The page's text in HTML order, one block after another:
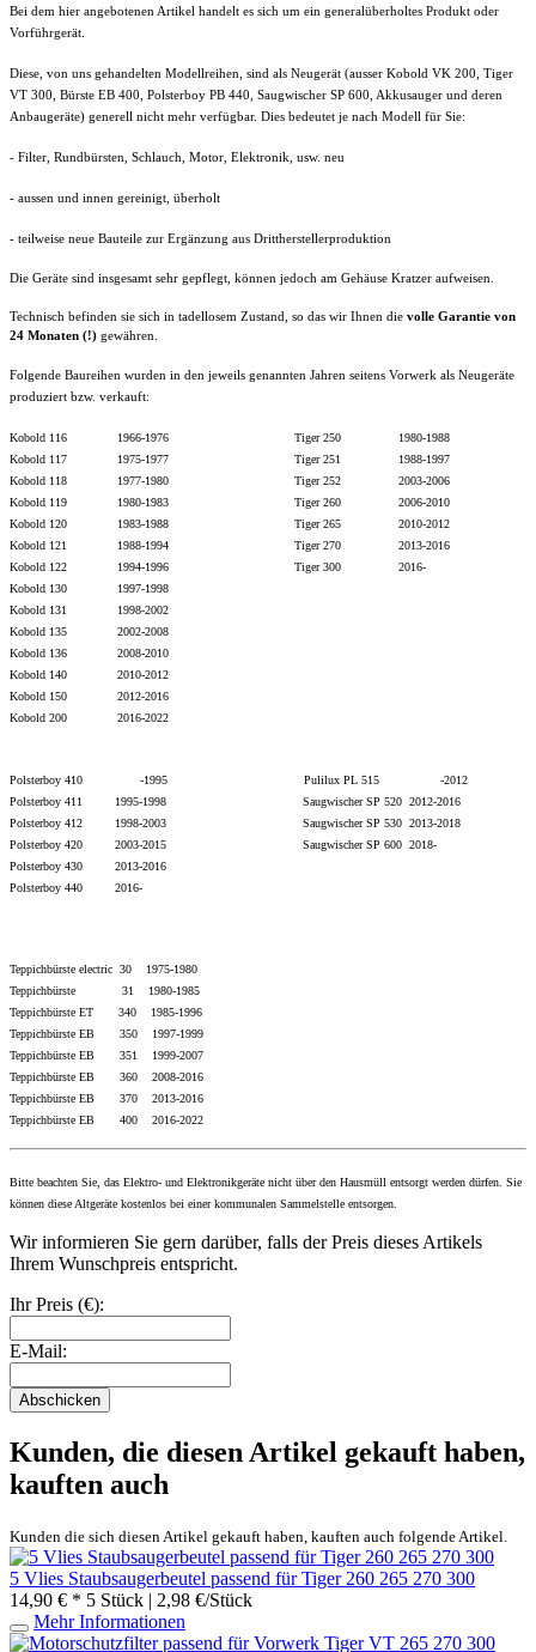
Bei dem hier angebotenen Artikel handelt es sich um ein generalüberholtes Produkt oder
Vorführgerät.
Diese, von uns gehandelten Modellreihen, sind als Neugerät (ausser Kobold VK 200, Tiger
VT 300, Bürste EB 400, Polsterboy PB 440, Saugwischer SP 600, Akkusauger und deren
Anbaugeräte) generell nicht mehr verfügbar. Dies bedeutet je nach Modell für Sie:
- Filter, Rundbürsten , Schlauch, Motor, Elektronik, usw. neu
- aussen und innen gereinigt, überholt
- teilweise neue Bauteile zur Ergänzung aus Drittherstellerproduktion
Die Geräte sind insgesamt sehr gepflegt, können jedoch am Gehäuse Kratzer aufweisen.
Technisch befinden sie sich in tadellosem Zustand, so das wir Ihnen die volle Garantie von
24 Monaten (!) gewähren.
Folgende Baureihen wurden in den jeweils genannten Jahren seitens Vorwerk als Neugeräte
produziert bzw. verkauft:
Kobold 116 1966-1976 Tiger 250 1980-1988
Kobold 117 1975-1977 Tiger 251 1988-1997
Kobold 118 1977-1980 Tiger 252 2003-2006
Kobold 119 1980-1983 Tiger 260 2006-2010
Kobold 120 1983-1988 Tiger 265 2010-2012
Kobold 121 1988-1994 Tiger 270 2013-2016
Kobold 122 1994-1996 Tiger 300 2016-
Kobold 130 1997-1998
Kobold 131 1998-2002
Kobold 135 2002-2008
Kobold 136 2008-2010
Kobold 140 2010-2012
Kobold 150 2012-2016
Kobold 200 2016-2022
Polsterboy 410 -1995 Pulilux PL 515 -2012
Polsterboy 411 1995-1998 Saugwischer SP 520 2012-2016
Polsterboy 412 1998-2003 Saugwischer SP 530 2013-2018
Polsterboy 420 2003-2015 Saugwischer SP 600 2018-
Polsterboy 430 2013-2016
Polsterboy 440 2016-
Teppichbürste electric 30 1975-1980
Teppichbürste 31 1980-1985
Teppichbürste ET 340 1985-1996
Teppichbürste EB 350 1997-1999
Teppichbürste EB 351 1999-2007
Teppichbürste EB 360 2008-2016
Teppichbürste EB 370 2013-2016
Teppichbürste EB 400 2016-2022
Bitte beachten Sie, das Elektro- und Elektronikgeräte nicht über den Hausmüll entsorgt werden dürfen. Sie
können diese Altgeräte kostenlos bei einer kommunalen Sammelstelle entsorgen.
Wir informieren Sie gern darüber, falls der Preis dieses Artikels
Ihrem Wunschpreis entspricht.
Ihr Preis (€):
E-Mail:
Abschicken
Kunden, die diesen Artikel gekauft haben,
kauften auch
Kunden die sich diesen Artikel gekauft haben, kauften auch folgende Artikel.
5 Vlies Staubsaugerbeutel passend für Tiger 260 265 270 300
14,90 € * 5 Stück | 2,98 €/Stück
Mehr Informationen